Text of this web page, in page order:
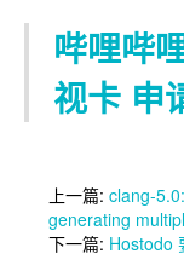
哔哩哔
视卡 申
上一篇: clang-
generating
下一篇: Hostodo